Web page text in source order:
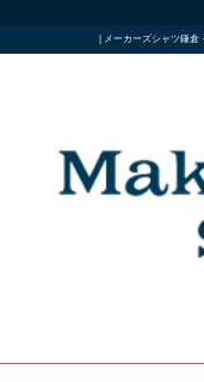
| メーカーズシャツ鎌